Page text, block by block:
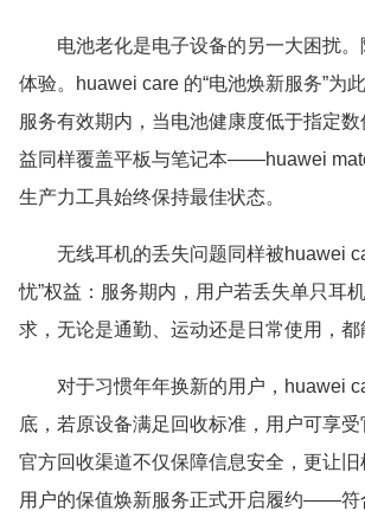
电池老化是电子设备的另一大困扰
体验。huawei care 的“电池焕新服务”为
服务有效期内，当电池健康度低于指定
益同样覆盖平板与笔记本——huawei
生产力工具始终保持最佳状态。
无线耳机的丢失问题同样被huawei
忧”权益：服务期内，用户若丢失单只耳
求，无论是通勤、运动还是日常使用，
对于习惯年年换新的用户，huawei
底，若原设备满足回收标准，用户可享
官方回收渠道不仅保障信息安全，更让
用户的保值焕新服务正式开启履约——符